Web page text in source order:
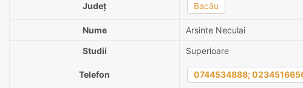
Județ Bacău
Nume
Arsinte Neculai
Studii
Superioare
Telefon 0744534888;